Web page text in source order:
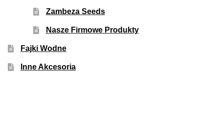
Zambeza Seeds
Nasze Firmowe Produkty
Fajki Wodne
Inne Akcesoria